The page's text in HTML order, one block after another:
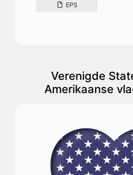
EPS
Verenigde
Amerikaanse